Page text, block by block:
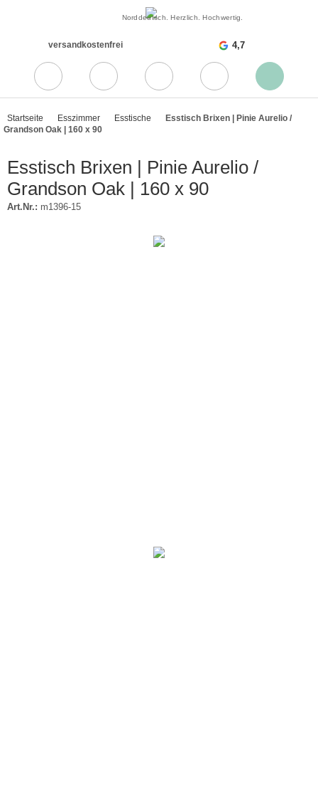
Norddeutsch. Herzlich. Hochwertig.
versandkostenfrei 4,7
Startseite Esszimmer Esstische
Esstisch Brixen | Pinie Aurelio /
Grandson Oak | 160 x 90
Esstisch Brixen | Pinie Aurelio /
Grandson Oak | 160 x 90
Art.Nr.: m1396-15